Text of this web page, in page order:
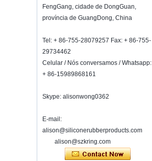
Não beber muito, mesmo que seja bom
vinho.Como manter o vinho fresco?
garrafa de vinho hermética.Garrafa de
vinho de silicone ...
2018 HK mega show convite
Participaremos do Mega Show Part
de 2018, o número é 3E-C33,
Bem-vindo a encontrar-se conosco no
home show inspirado, McCormick
Selador de vácuo de armazenamento
de alimentos
FengGang, cidade de DongGuan,
província de GuangDong, China
Tel: + 86-755-28079257 Fax: + 86-755-
29734462
Celular / Nós conversamos / Whatsapp:
+ 86-15989868161
Skype: alisonwong0362
E-mail:
alison@siliconerubberproducts.com
alison@szkring.com
Eco-amigável venda
quente 12pcs Silicon